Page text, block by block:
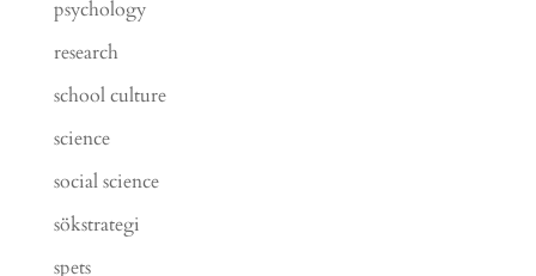
psychology
research
school culture
science
social science
sökstrategi
spets